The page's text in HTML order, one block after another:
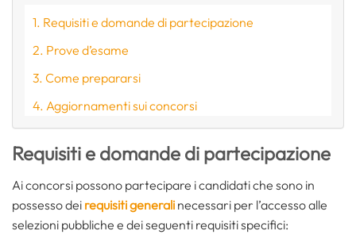
Requisiti e domande di partecipazione
Prove d’esame
Come prepararsi
Aggiornamenti sui concorsi
Requisiti e domande di partecipazione
Ai concorsi possono partecipare i candidati che sono in
possesso dei requisiti generali necessari per l’accesso alle
selezioni pubbliche e dei seguenti requisiti specifici: